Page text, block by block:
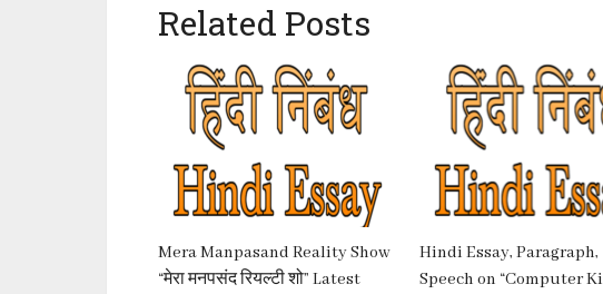
Related Posts
Mera Manpasand Reality Show
“मेरा मनपसंद रियल्टी शो” Latest
Hindi Essay, Paragraph,
Speech on “Computer Ki